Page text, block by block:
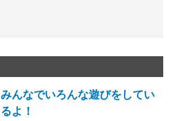
みんなでいろんな遊びをしてい
るよ！